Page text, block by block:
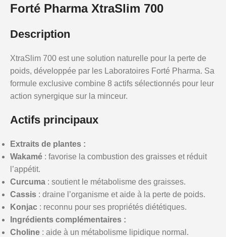
Forté Pharma XtraSlim 700
Description
XtraSlim 700 est une solution naturelle pour la perte de
poids, développée par les Laboratoires Forté Pharma. Sa
formule exclusive combine 8 actifs sélectionnés pour leur
action synergique sur la minceur.
Actifs principaux
Extraits de plantes :
Wakamé : favorise la combustion des graisses et réduit
l’appétit.
Curcuma : soutient le métabolisme des graisses.
Cassis : draine l’organisme et aide à la perte de poids.
Konjac : reconnu pour ses propriétés diététiques.
Ingrédients complémentaires :
Choline : aide à un métabolisme lipidique normal.